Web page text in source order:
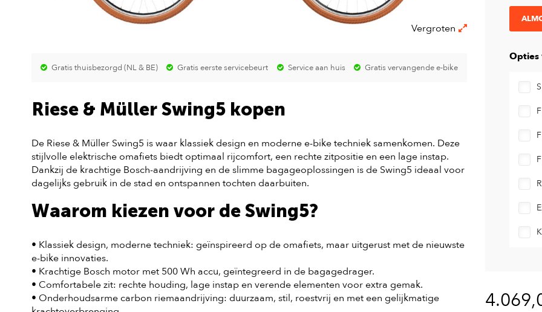
Vergroten
Gratis thuisbezorgd (NL & BE) Gratis eerste servicebeurt Service aan huis Gratis vervangende e-bike
Riese & Müller Swing5 kopen
De Riese & Müller Swing5 is waar klassiek design en moderne e-bike techniek samenkomen. Deze
stijlvolle elektrische omafiets biedt optimaal rijcomfort, een rechte zitpositie en een lage instap.
Dankzij de krachtige Bosch-aandrijving en de slimme bagageoplossingen is de Swing5 ideaal voor
dagelijks gebruik in de stad en ontspannen tochten daarbuiten.
Waarom kiezen voor de Swing5?
• Klassiek design, moderne techniek: geïnspireerd op de omafiets, maar uitgerust met de nieuwste
e-bike innovaties.
• Krachtige Bosch motor met 500 Wh accu, geïntegreerd in de bagagedrager.
• Comfortabele zit: rechte houding, lage instap en verende elementen voor extra gemak.
• Onderhoudsarme carbon riemaandrijving: duurzaam, stil, roestvrij en met een gelijkmatige
Opties